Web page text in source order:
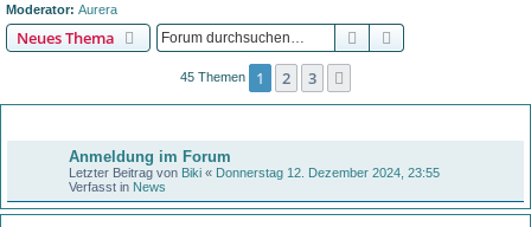
Moderator: Aurera
Neues Thema Suche
45 Themen 1 2 3
Anmeldung im Forum
Letzter Beitrag von Biki « Donnerstag 12. Dezember 2024, 23:55
Verfasst in News